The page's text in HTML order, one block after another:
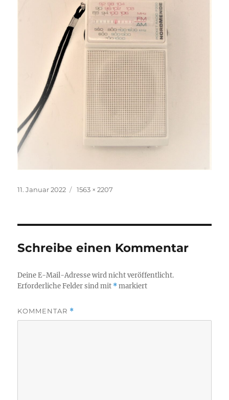
Veröffentlicht
11. Januar 2022
Volle
1563 × 2207
Schreibe einen Kommentar
Deine E-Mail-Adresse wird nicht veröffentlicht.
Erforderliche Felder sind mit *markiert
KOMMENTAR *